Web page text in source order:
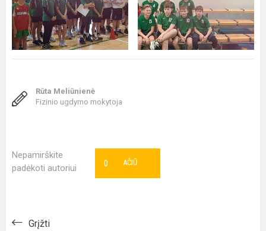
Rūta Meliūnienė
Fizinio ugdymo mokytoja
Nepamirškite
padėkoti autoriui
AČIŪ
0
Grįžti